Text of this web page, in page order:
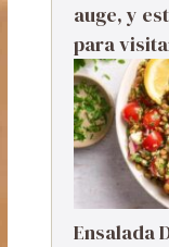
auge, y
para
Ensalada